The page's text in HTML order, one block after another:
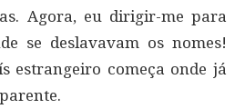
Agora, eu dirigir-me para
se deslavavam os nomes!
estrangeiro começa onde já